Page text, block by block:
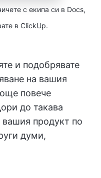
с екипа си в Docs,
в ClickUp.
и подобрявате
на вашия
повече
до такава
вашия продукт по
думи,